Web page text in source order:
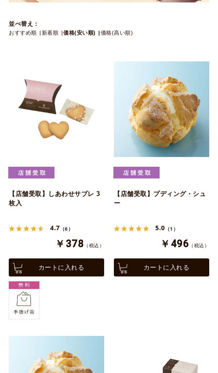
並べ替え：
おすすめ順 新着順 価格(安い順) 価格(高い順)
【店舗受取】しあわせサブレ 3
枚入
4.7 （6）
￥378 （税込）
カートに入れる
【店舗受取】プディング・シュ
ー
5.0 （1）
￥496 （税込）
カートに入れる